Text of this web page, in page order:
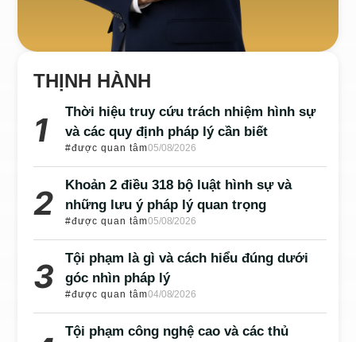
THỊNH HÀNH
Thời hiệu truy cứu trách nhiệm hình sự
và các quy định pháp lý cần biết
#được quan tâm05/08/2026
Khoản 2 điều 318 bộ luật hình sự và
những lưu ý pháp lý quan trọng
#được quan tâm05/08/2026
Tội phạm là gì và cách hiểu đúng dưới
góc nhìn pháp lý
#được quan tâm04/08/2026
Tội phạm công nghệ cao và các thủ